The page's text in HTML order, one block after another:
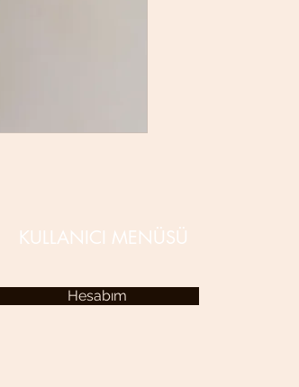
KULLANICI MENÜSÜ
Hesabım